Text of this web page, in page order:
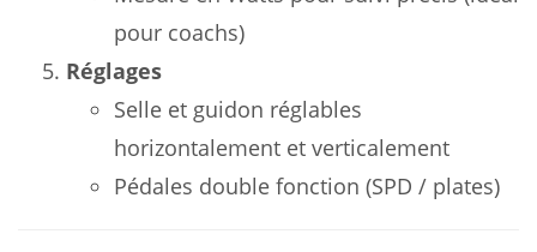
pour coachs)
Réglages
Selle et guidon réglables
horizontalement et verticalement
Pédales double fonction (SPD / plates)